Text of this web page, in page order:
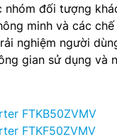
đối tượng
minh và các
nghiệm người
gian sử dụng và
FTKB50ZVMV
FTKF50ZVMV